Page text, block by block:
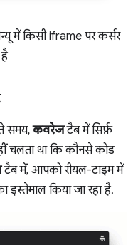
में किसी iframe पर कर्सर
है
समय,कवरेजटैब में सिर्फ़
चलता था कि कौनसे कोड
टैब में, आपको रीयल-टाइम में
इस्तेमाल किया जा रहा है.